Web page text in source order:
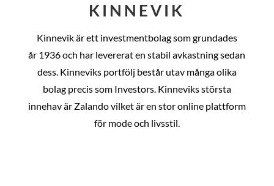
KINNEVIK
Kinnevik är ett investmentbolag som grundades
år 1936 och har levererat en stabil avkastning sedan
dess. Kinneviks portfölj består utav många olika
bolag precis som Investors. Kinneviks största
innehav är Zalando vilket är en stor online plattform
för mode och livsstil.